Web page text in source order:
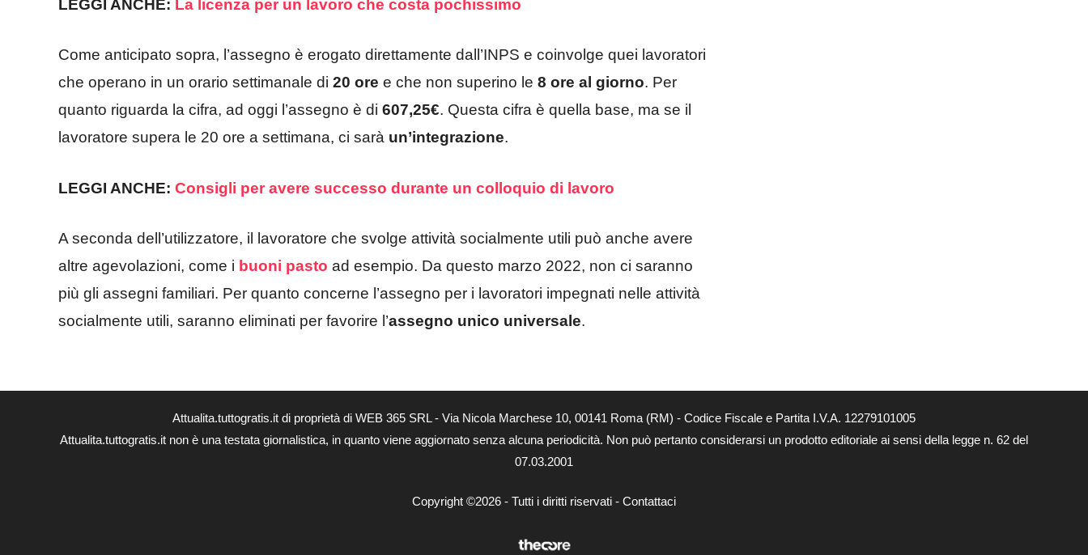
LEGGI ANCHE: La licenza per un lavoro che costa pochissimo
Come anticipato sopra, l’assegno è erogato direttamente dall’INPS e coinvolge quei lavoratori
che operano in un orario settimanale di 20 ore e che non superino le 8 ore al giorno. Per
quanto riguarda la cifra, ad oggi l’assegno è di 607,25€. Questa cifra è quella base, ma se il
lavoratore supera le 20 ore a settimana, ci sarà un’integrazione.
LEGGI ANCHE: Consigli per avere successo durante un colloquio di lavoro
A seconda dell’utilizzatore, il lavoratore che svolge attività socialmente utili può anche avere
altre agevolazioni, come i buoni pasto ad esempio. Da questo marzo 2022, non ci saranno
più gli assegni familiari. Per quanto concerne l’assegno per i lavoratori impegnati nelle attività
socialmente utili, saranno eliminati per favorire l’assegno unico universale.
Attualita.tuttogratis.it di proprietà di WEB 365 SRL - Via Nicola Marchese 10, 00141 Roma (RM) - Codice Fiscale e Partita I.V.A. 12279101005
Attualita.tuttogratis.it non è una testata giornalistica, in quanto viene aggiornato senza alcuna periodicità. Non può pertanto considerarsi un prodotto editoriale ai sensi della legge n. 62 del
07.03.2001
Copyright ©2026 - Tutti i diritti riservati - Contattaci